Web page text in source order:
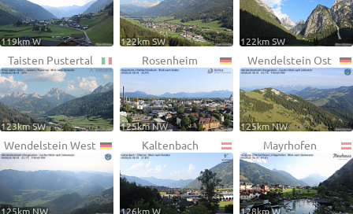
119km W 122km SW 122km SW
Taisten Pustertal
123km SW
Rosenheim
125km NW
Wendelstein Ost
125km NW
Wendelstein West
125km NW
Kaltenbach
126km W
Mayrhofen
128km W